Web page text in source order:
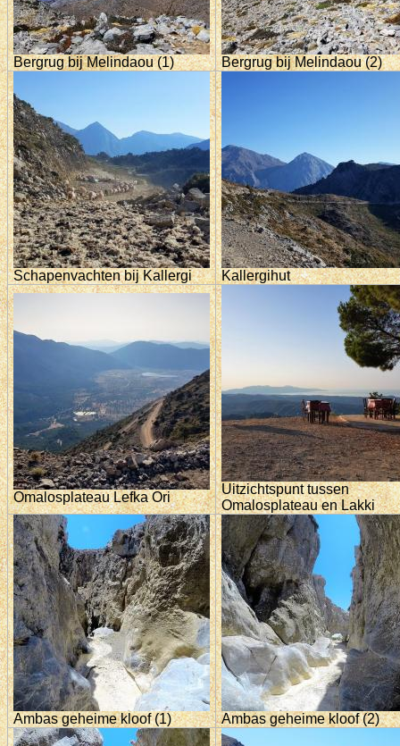
Bergrug bij Melindaou (1) Bergrug bij Melindaou (2)
Schapenvachten bij Kallergi Kallergihut
Omalosplateau Lefka Ori
Uitzichtspunt tussen
Omalosplateau en Lakki
Ambas geheime kloof (1) Ambas geheime kloof (2)